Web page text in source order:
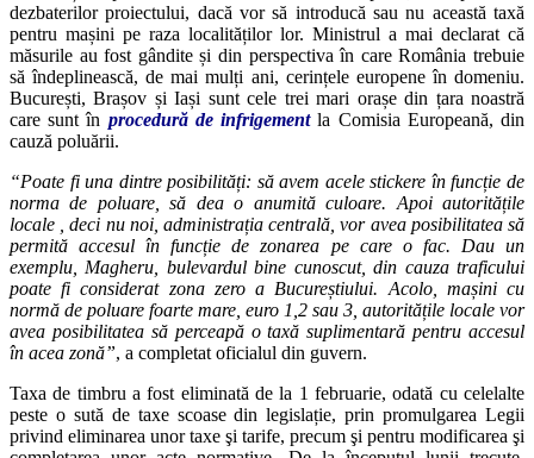
dezbaterilor proiectului, dacă vor să introducă sau nu această taxă
pentru mașini pe raza localităților lor. Ministrul a mai declarat că
măsurile au fost gândite și din perspectiva în care România trebuie
să îndeplinească, de mai mulți ani, cerințele europene în domeniu.
București, Brașov și Iași sunt cele trei mari orașe din țara noastră
care sunt în procedură de infrigementla Comisia Europeană, din
cauză poluării.
“Poate fi una dintre posibilități: să avem acele stickere în funcție de
norma de poluare, să dea o anumită culoare. Apoi autoritățile
locale , deci nu noi, administrația centrală, vor avea posibilitatea să
permită accesul în funcție de zonarea pe care o fac. Dau un
exemplu, Magheru, bulevardul bine cunoscut, din cauza traficului
poate fi considerat zona zero a Bucureștiului. Acolo, mașini cu
normă de poluare foarte mare, euro 1,2 sau 3, autoritățile locale vor
avea posibilitatea să perceapă o taxă suplimentară pentru accesul
în acea zonă”, a completat oficialul din guvern.
Taxa de timbru a fost eliminată de la 1 februarie, odată cu celelalte
peste o sută de taxe scoase din legislație, prin promulgarea Legii
privind eliminarea unor taxe şi tarife, precum şi pentru modificarea şi